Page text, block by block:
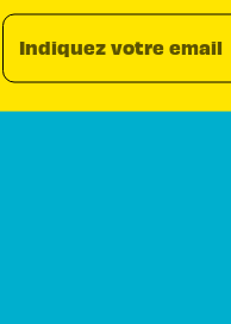
Indiquez votre email